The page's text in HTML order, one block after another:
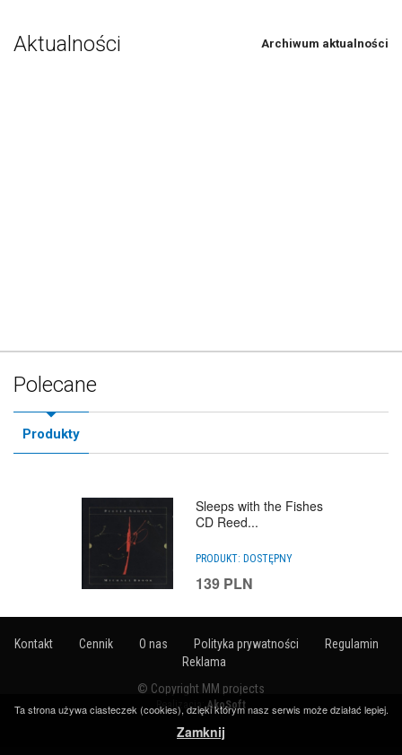
Aktualności Archiwum aktualności
Polecane
Produkty
Sleeps with the Fishes
CD Reed...
PRODUKT: DOSTĘPNY
139 PLN
Kontakt Cennik O nas Polityka prywatności
Regulamin
Reklama
© Copyright MM projects
Realizacja:AkoSoft
Ta strona używa ciasteczek (cookies), dzięki którym nasz serwis może działać lepiej.
Zamknij